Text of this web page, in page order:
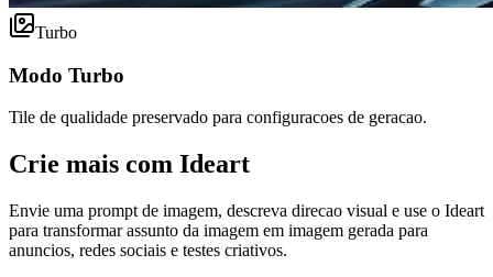
Turbo
Modo Turbo
Tile de qualidade preservado para configuracoes de geracao.
Crie mais com Ideart
Envie uma prompt de imagem, descreva direcao visual e use o Ideart
para transformar assunto da imagem em imagem gerada para
anuncios, redes sociais e testes criativos.